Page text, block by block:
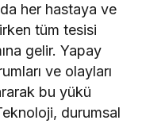
her hastaya ve
tüm tesisi
gelir. Yapay
ve olayları
bu yükü
durumsal